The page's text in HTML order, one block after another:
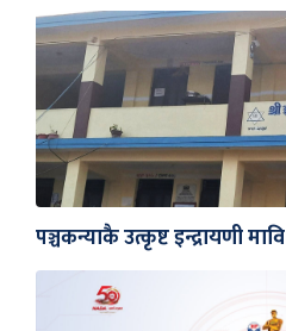
पञ्चकन्याकै उत्कृष्ट इन्द्रायणी मावि